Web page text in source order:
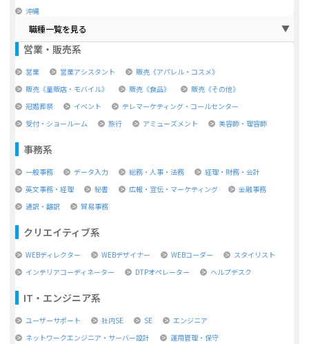
沖縄
職種一覧を見る
営業・販売系
営業 営業アシスタント
販売《アパレル・コスメ》
販売《量販店・モバイル》
販売《食品》
販売《その他》
冠婚葬祭
イベント
テレマーケティング・コールセンター
受付・ショールーム
旅行 アミューズメント 美容師・理容師
事務系
一般事務 データ入力 総務・人事・法務
経理・財務・会計
英文事務・経理
秘書 広報・宣伝・マーケティング
金融事務
通訳・翻訳
貿易事務
クリエイティブ系
WEBディレクター WEBデザイナー WEBコーダー
スタイリスト
インテリアコーディネーター
DTPオペレーター ヘルプデスク
IT・エンジニア系
ユーザーサポート 社内SE SE
エンジニア
ネットワークエンジニア・サーバー設計
運用管理・保守